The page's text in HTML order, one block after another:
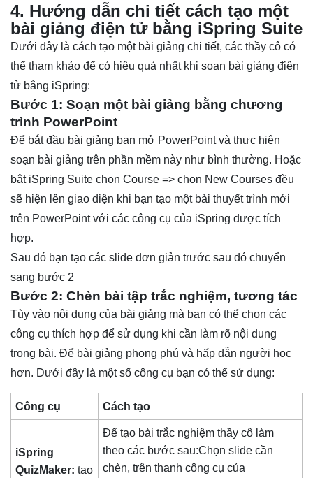
4. Hướng dẫn chi tiết cách tạo một
bài giảng điện tử bằng iSpring Suite
Dưới đây là cách tạo một bài giảng chi tiết, các thầy cô có
thể tham khảo để có hiệu quả nhất khi soạn bài giảng điện
tử bằng iSpring:
Bước 1: Soạn một bài giảng bằng chương
trình PowerPoint
Để bắt đầu bài giảng bạn mở PowerPoint và thực hiện
soạn bài giảng trên phần mềm này như bình thường. Hoặc
bật iSpring Suite chọn Course => chọn New Courses đều
sẽ hiện lên giao diện khi bạn tạo một bài thuyết trình mới
trên PowerPoint với các công cụ của iSpring được tích
hợp.
Sau đó bạn tạo các slide đơn giản trước sau đó chuyển
sang bước 2
Bước 2: Chèn bài tập trắc nghiệm, tương tác
Tùy vào nội dung của bài giảng mà bạn có thể chọn các
công cụ thích hợp để sử dụng khi cần làm rõ nội dung
trong bài. Để bài giảng phong phú và hấp dẫn người học
hơn. Dưới đây là một số công cụ bạn có thể sử dụng:
Công cụ Cách tạo
iSpring
QuizMaker:tạo
Để tạo bài trắc nghiệm thầy cô làm
theo các bước sau:Chọn slide cần
chèn, trên thanh công cụ của